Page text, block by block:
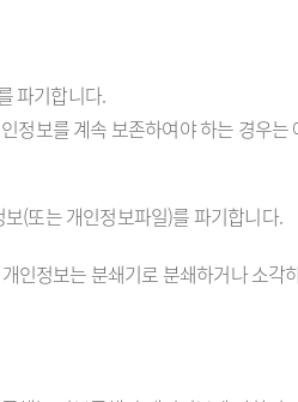
파기합니다.
정보를 계속 보존하여야 하는 경우는
(또는 개인정보파일)를 파기합니다.
인정보는 분쇄기로 분쇄하거나 소각